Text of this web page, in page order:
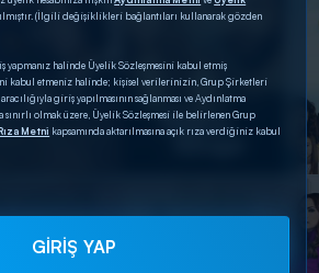
(İlgili değişiklikleri bağlantıları kullanarak gözden
yapmanız halinde Üyelik Sözleşmesini kabul etmiş
kabul etmeniz halinde; kişisel verilerinizin, Grup Şirketleri
giriş yapılmasının sağlanması ve Aydınlatma
sınırlı olmak üzere, Üyelik Sözleşmesi ile belirlenen Grup
Metni kapsamında aktarılmasına açık rıza verdiğiniz kabul
GİRİŞ YAP